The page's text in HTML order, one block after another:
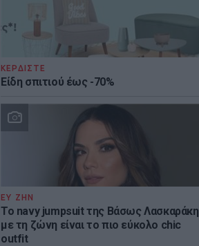
ΚΕΡΔΙΣΤΕ
Είδη σπιτιού έως -70%
ΕΥ ΖΗΝ
Το navy jumpsuit της Βάσως Λασκαράκη
με τη ζώνη είναι το πιο εύκολο chic
outfit